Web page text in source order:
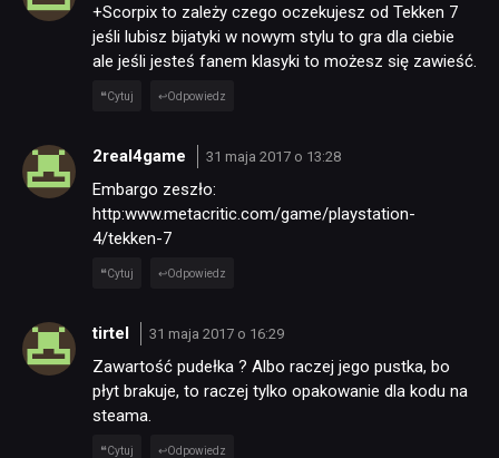
+Scorpix to zależy czego oczekujesz od Tekken 7
jeśli lubisz bijatyki w nowym stylu to gra dla ciebie
ale jeśli jesteś fanem klasyki to możesz się zawieść.
Cytuj Odpowiedz
2real4game 31 maja 2017 o 13:28
Embargo zeszło:
http:www.metacritic.com/game/playstation-
4/tekken-7
Cytuj Odpowiedz
tirtel 31 maja 2017 o 16:29
Zawartość pudełka ? Albo raczej jego pustka, bo
płyt brakuje, to raczej tylko opakowanie dla kodu na
steama.
Cytuj Odpowiedz